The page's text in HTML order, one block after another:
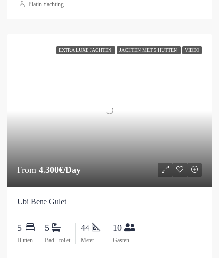
Platin Yachting
EXTRA LUXE JACHTEN JACHTEN MET 5 HUTTEN VIDEO
From 4,300€/Day
Ubi Bene Gulet
5
Hutten
5
Bad - toilet
44
Meter
10
Gasten